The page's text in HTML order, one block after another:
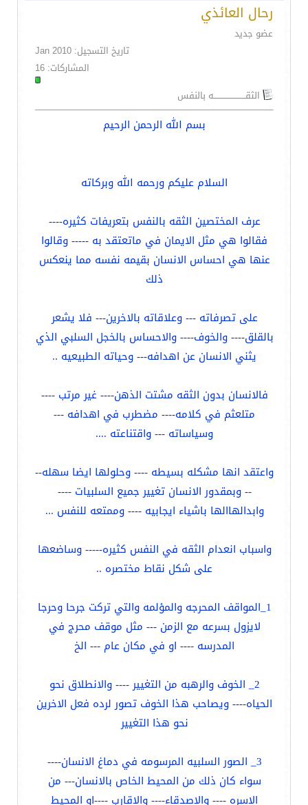
رحال العائذي
عضو جديد
تاريخ التسجيل: Jan 2010
المشاركات: 16
الثقـــــــــــــــــــــــه بالنفس
بسم الله الرحمن الرحيم
السلام عليكم ورحمه الله وبركاته
عرف المختصين الثقه بالنفس بتعريفات كثيره----
فقالوا هي مثل الايمان في ماتعتقد به ----- وقالوا
عنها هي احساس الانسان بقيمه نفسه مما ينعكس
ذلك
على تصرفاته --- وعلاقاته بالاخرين--- فلا يشعر
بالقلق---- والخوف---- والاحساس بالخجل السلبي الذي
يثني الانسان عن اهدافه--- وحياته الطبيعيه ..
فالانسان بدون الثقه مشتت الذهن---- غير مرتب ----
متلعثم في كلامه---- مضطرب في اهدافه ---
وسياساته --- واقتناعته ....
واعتقد انها مشكله بسيطه ---- وحلولها ايضا سهله--
-- وبمقدور الانسان تغيير جميع السلبيات ----
وابدالهاالها باشياء ايجابيه ---- وممتعه للنفس ...
واسباب انعدام الثقه في النفس كثيره----- وساضعها
على شكل نقاط مختصره ..
1_المواقف المحرجه والمؤلمه والتي تركت جرحا وحرجا
لايزول بسرعه مع الزمن --- مثل موقف محرج في
المدرسه ---- او في مكان عام --- الخ
2_ الخوف والرهبه من التغيير ---- والانطلاق نحو
الحياه---- ويصاحب هذا الخوف تصور لرده فعل الاخرين
نحو هذا التغيير
3_ الصور السلبيه المرسومه في دماغ الانسان----
سواء كان ذلك من المحيط الخاص بالانسان--- من
الاسره ---- والاصدقاء---- والاقارب ----او المحيط